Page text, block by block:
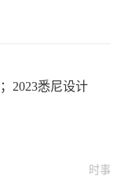
2023悉尼设计
时事